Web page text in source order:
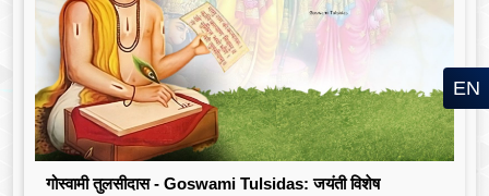
गोस्वामी तुलसीदास - Goswami Tulsidas: जयंती विशेष
EN